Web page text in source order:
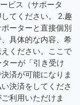
ビス（サポータ
てください。 2.趣
ーターと直接個別
具体的な内容、希
ください。ここで
ーが「引き受け
済が可能になりま
決済をしてくださ
利用いただけま